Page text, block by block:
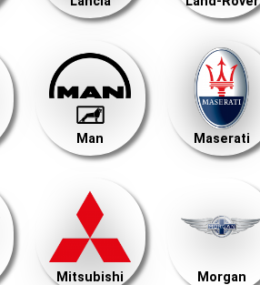
Man Maserati
Mitsubishi Morgan